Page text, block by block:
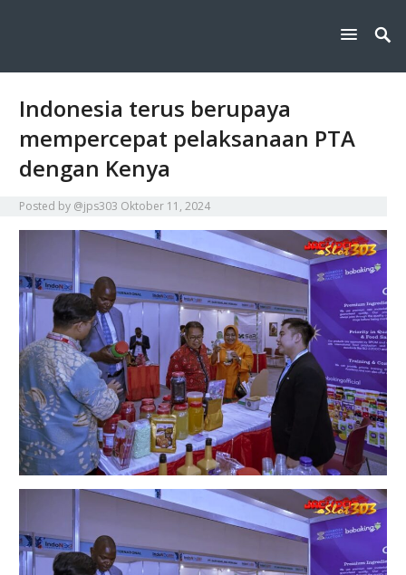
Mrhalliday : Tips Traveling,
destinasi wisata, dan
pengalaman perjalanan
Indonesia terus berupaya
mempercepat pelaksanaan PTA
dengan Kenya
Posted by @jps303 Oktober 11, 2024